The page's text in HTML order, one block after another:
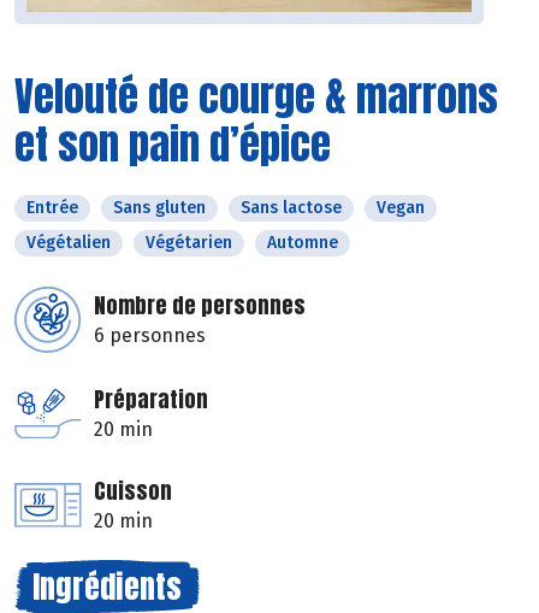
Velouté de courge & marrons
et son pain d’épice
Entrée Sans gluten Sans lactose
Vegan
Végétalien
Végétarien Automne
Nombre de personnes
6 personnes
Préparation
20 min
Cuisson
20 min
Ingrédients